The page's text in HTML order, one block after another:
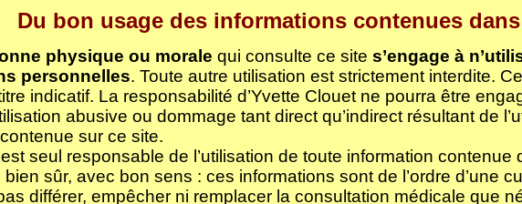
Du bon usage des informations contenues
physique ou morale qui consulte ce site s’engage à
personnelles. Toute autre utilisation est strictement interdite.
indicatif. La responsabilité d’Yvette Clouet ne pourra être
abusive ou dommage tant direct qu’indirect résultant de
sur ce site.
est seul responsable de l’utilisation de toute information contenue
sûr, avec bon sens : ces informations sont de l’ordre d’une
différer, empêcher ni remplacer la consultation médicale que